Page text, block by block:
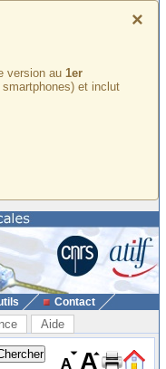
×
version au 1er
et inclut
Contact
Aide